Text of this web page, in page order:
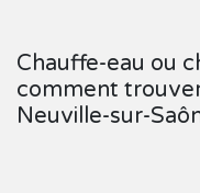
Chauffe-eau ou
comment
Neuville-sur-